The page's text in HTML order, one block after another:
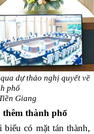
dự thảo nghị quyết về
phố
Giang
thành phố
có mặt tán thành,